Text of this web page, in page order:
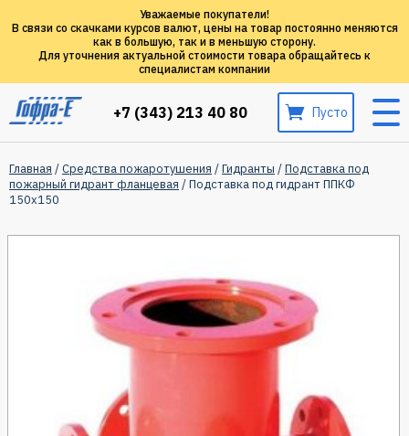
Уважаемые покупатели!
В связи со скачками курсов валют, цены на товар постоянно меняются
как в большую, так и в меньшую сторону.
Для уточнения актуальной стоимости товара обращайтесь к
специалистам компании
+7 (343) 213 40 80 Пусто
Главная /Средства пожаротушения /Гидранты /Подставка под
пожарный гидрант фланцевая / Подставка под гидрант ППКФ
150х150